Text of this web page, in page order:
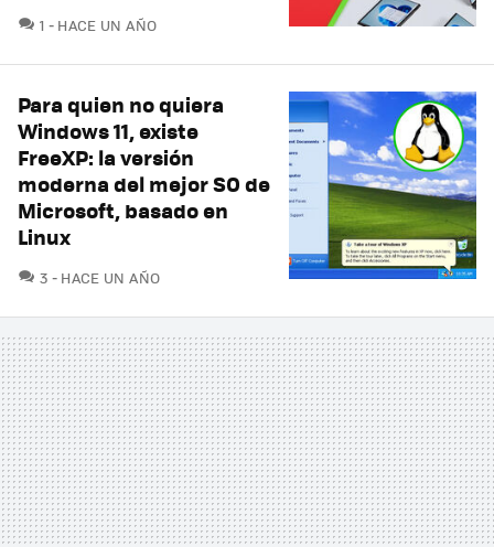
1 COMENTARIOS
HACE UN AÑO
Para quien no quiera
Windows 11, existe
FreeXP: la versión
moderna del mejor SO de
Microsoft, basado en
Linux
3 COMENTARIOS
HACE UN AÑO